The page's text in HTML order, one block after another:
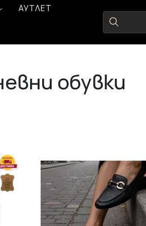
АУТЛЕТ
обувки